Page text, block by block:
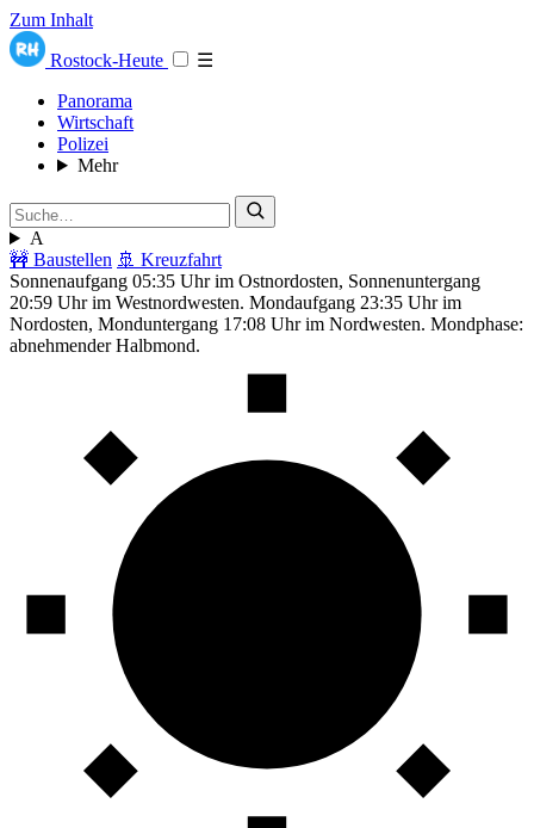
Zum Inhalt
Rostock-Heute
☰
Panorama
Wirtschaft
Polizei
Mehr
A
🚧 Baustellen 🚢 Kreuzfahrt
Sonnenaufgang 05:35 Uhr im Ostnordosten, Sonnenuntergang
20:59 Uhr im Westnordwesten. Mondaufgang 23:35 Uhr im
Nordosten, Monduntergang 17:08 Uhr im Nordwesten. Mondphase:
abnehmender Halbmond.